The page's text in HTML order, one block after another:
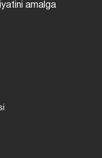
amalga